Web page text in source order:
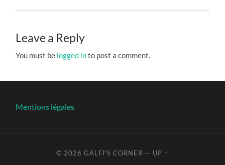
Leave a Reply
You must be logged into post a comment.
Mentions légales
© 2026GALFI'S CORNER — UP ↑